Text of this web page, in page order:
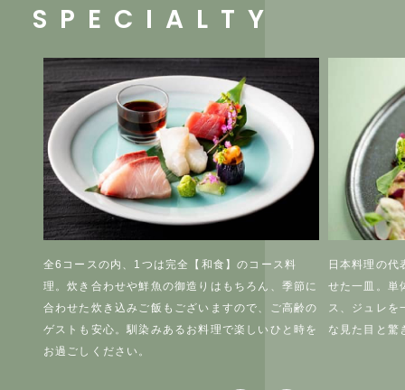
SPECIALTY
全6コースの内、1つは完全【和食】のコース料
理。炊き合わせや鮮魚の御造りはもちろん、季節に
合わせた炊き込みご飯もございますので、ご高齢の
ゲストも安心。馴染みあるお料理で楽しいひと時を
お過ごしください。
日本料理の代
せた一皿。単
ス、ジュレを
な見た目と驚